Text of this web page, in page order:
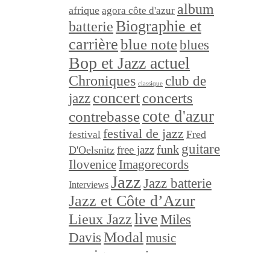
afrique agora côte d'azur album
batterieBiographie et
carrièreblue noteblues
Bop et Jazz actuel
Chroniques classique club de
jazz concertconcerts
contrebassecote d'azur
festival festival de jazz Fred
D'Oelsnitz free jazzfunk guitare
Ilovenice Imagorecords
Interviews Jazz Jazz batterie
Jazz et Côte d’Azur
Lieux Jazzlive Miles
Davis Modal music